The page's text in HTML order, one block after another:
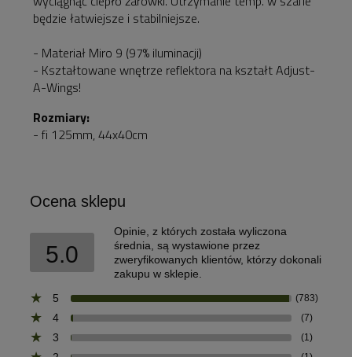
będzie łatwiejsze i stabilniejsze.
- Materiał Miro 9 (97% iluminacji)
- Kształtowane wnętrze reflektora na kształt Adjust-
A-Wings!
Rozmiary:
- fi 125mm, 44x40cm
Ocena sklepu
5.0
Opinie, z których została wyliczona
średnia, są wystawione przez
zweryfikowanych klientów, którzy dokonali
zakupu w sklepie.
5
(783)
4 (7)
3 (1)